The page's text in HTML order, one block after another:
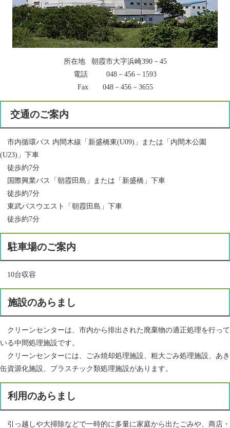
所在地 朝霞市大字浜崎390－45
電話 048－456－1593
Fax 048－456－3655
交通のご案内
市内循環バス 内間木線「新盛橋東(U09)」または「内間木公園
(U23)」下車
徒歩約7分
国際興業バス「朝霞田島」または「新盛橋」下車
徒歩約7分
東武バスウエスト「朝霞田島」下車
徒歩約7分
駐車場のご案内
10台収容
施設のあらまし
クリーンセンターは、市内から排出された廃棄物の適正処理を行って
いる中間処理施設です。
クリーンセンターには、ごみ焼却処理施設、粗大ごみ処理施設、あき
缶資源化施設、プラスチック類処理施設があります。
利用のあらまし
引っ越しや大掃除などで一時的に多量に家庭から出たごみや、商店・